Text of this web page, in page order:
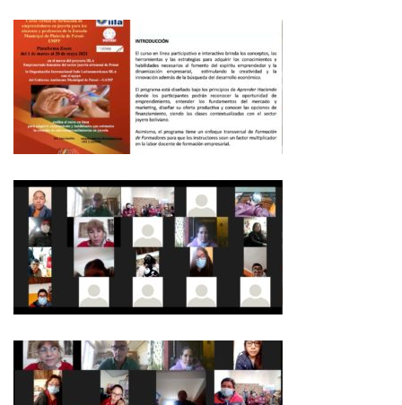
Alta Formazione
Albo fornitori
Contratti/Accordi/Grant
NEWSLETTER